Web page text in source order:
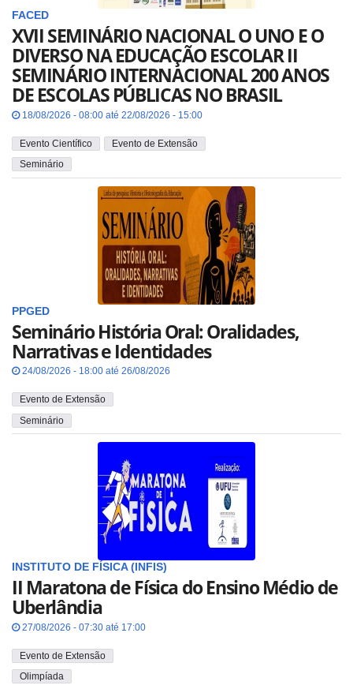
FACED
XVII SEMINÁRIO NACIONAL O UNO E O
DIVERSO NA EDUCAÇÃO ESCOLAR II
SEMINÁRIO INTERNACIONAL 200 ANOS
DE ESCOLAS PÚBLICAS NO BRASIL
18/08/2026 - 08:00 até 22/08/2026 - 15:00
Evento Científico
Evento de Extensão
Seminário
PPGED
Seminário História Oral: Oralidades,
Narrativas e Identidades
24/08/2026 - 18:00 até 26/08/2026
Evento de Extensão
Seminário
INSTITUTO DE FÍSICA (INFIS)
II Maratona de Física do Ensino Médio de
Uberlândia
27/08/2026 - 07:30 até 17:00
Evento de Extensão
Olimpíada